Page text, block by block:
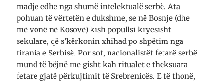
madje edhe nga shumë intelektualë serbë. Ata
pohuan të vërtetën e dukshme, se në Bosnje (dhe
më vonë në Kosovë) kish popullsi kryesisht
sekulare, që s’kërkonin xhihad po shpëtim nga
tirania e Serbisë. Por sot, nacionalistët fetarë serbë
mund të bëjnë me gisht kah ritualet e theksuara
fetare gjatë përkujtimit të Srebrenicës. E të thonë,